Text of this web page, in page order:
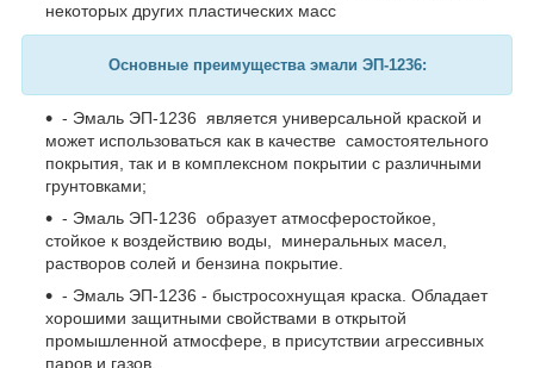
некоторых других пластических масс
Основные преимущества эмали ЭП-1236:
- Эмаль ЭП-1236 является универсальной краской и
может использоваться как в качестве самостоятельного
покрытия, так и в комплексном покрытии с различными
грунтовками;
- Эмаль ЭП-1236 образует атмосферостойкое,
стойкое к воздействию воды, минеральных масел,
растворов солей и бензина покрытие.
- Эмаль ЭП-1236 - быстросохнущая краска. Обладает
хорошими защитными свойствами в открытой
промышленной атмосфере, в присутствии агрессивных
паров и газов.